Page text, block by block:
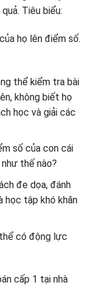
Tiêu biểu:
thể kiểm tra bài
không biết họ
học và giải các
số của con cái
thế nào?
đe dọa, đánh
học tập khó khăn
có động lực
cấp 1 tại nhà